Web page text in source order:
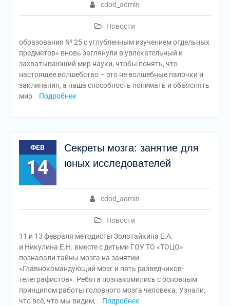
cdod_admin
Новости
образования № 25 с углубленным изучением отдельных
предметов» вновь заглянули в увлекательный и
захватывающий мир науки, чтобы понять, что
настоящее волшебство – это не волшебные палочки и
заклинания, а наша способность понимать и объяснять
мир
Подробнее
ФЕВ
14
Секреты мозга: занятие для
юных исследователей
cdod_admin
Новости
11 и 13 февраля методисты Золотайкина Е.А.
и Никулина Е.Н. вместе с детьми ГОУ ТО «ТОЦО»
познавали тайны мозга на занятии
«Главнокомандующий мозг и пять разведчиков-
телеграфистов». Ребята познакомились с основным
принципом работы головного мозга человека. Узнали,
что всё, что мы видим,
Подробнее